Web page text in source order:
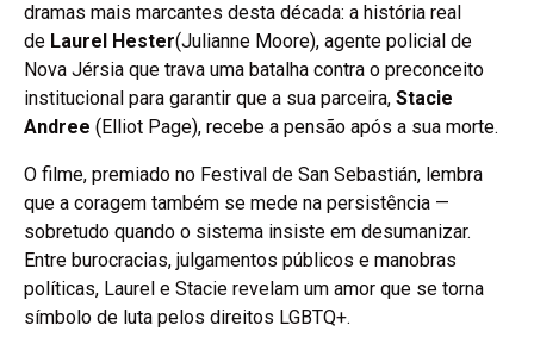
dramas mais marcantes desta década: a história real
de Laurel Hester(Julianne Moore), agente policial de
Nova Jérsia que trava uma batalha contra o preconceito
institucional para garantir que a sua parceira, Stacie
Andree (Elliot Page), recebe a pensão após a sua morte.
O filme, premiado no Festival de San Sebastián, lembra
que a coragem também se mede na persistência —
sobretudo quando o sistema insiste em desumanizar.
Entre burocracias, julgamentos públicos e manobras
políticas, Laurel e Stacie revelam um amor que se torna
símbolo de luta pelos direitos LGBTQ+.